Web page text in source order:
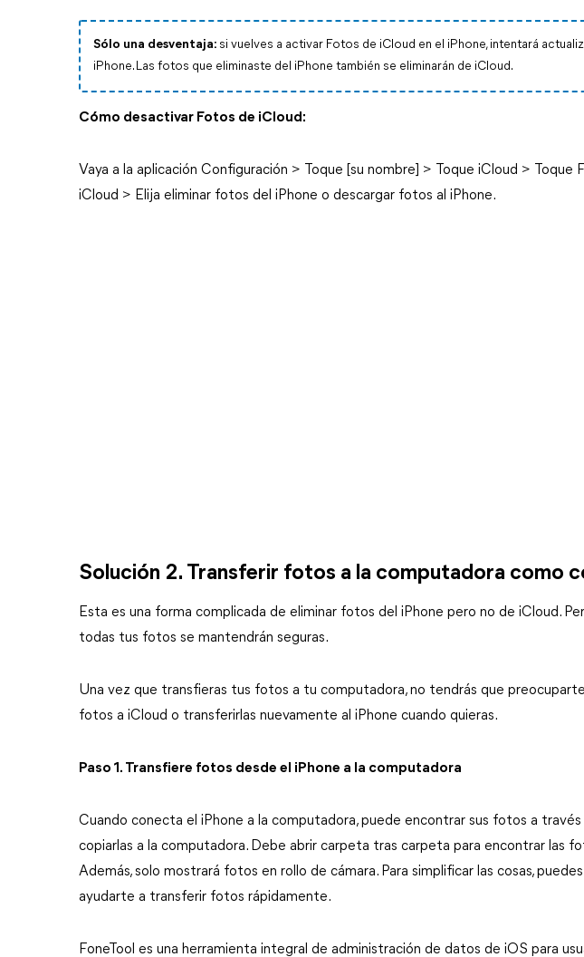
Sólo una desventaja: si vuelves a activar Fotos de iCloud en el iPhone, intentará
iPhone. Las fotos que eliminaste del iPhone también se eliminarán de iCloud.
Cómo desactivar Fotos de iCloud:
Vaya a la aplicación Configuración > Toque [su nombre] > Toque iCloud >
iCloud > Elija eliminar fotos del iPhone o descargar fotos al iPhone.
Solución 2. Transferir fotos a la computadora como
Esta es una forma complicada de eliminar fotos del iPhone pero no de iCloud.
todas tus fotos se mantendrán seguras.
Una vez que transfieras tus fotos a tu computadora, no tendrás que
fotos a iCloud o transferirlas nuevamente al iPhone cuando quieras.
Paso 1. Transfiere fotos desde el iPhone a la computadora
Cuando conecta el iPhone a la computadora, puede encontrar sus fotos a
copiarlas a la computadora. Debe abrir carpeta tras carpeta para encontrar las
Además, solo mostrará fotos en rollo de cámara. Para simplificar las cosas,
ayudarte a transferir fotos rápidamente.
FoneTool es una herramienta integral de administración de datos de iOS para